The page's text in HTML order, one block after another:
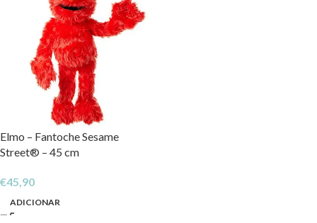
Elmo – Fantoche Sesame
Street® – 45 cm
€45,90
ADICIONAR